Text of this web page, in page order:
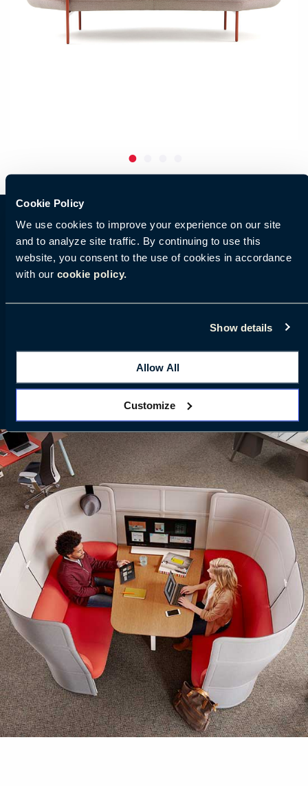
Cookie Policy
We use cookies to improve your experience on our site
and to analyze site traffic. By continuing to use this
website, you consent to the use of cookies in accordance
with our cookie policy.
Show details
Allow All
Customize
プライベートスペース ブース | デスク
Openestリトリートは8つのスタイル展開で、それ
ます。このリトリートは熟考できる静かな個人ス
ペースやチームメンバー間でのプライベートなデ
小グループでも利用可能なスペースを十分に確保
可能です。